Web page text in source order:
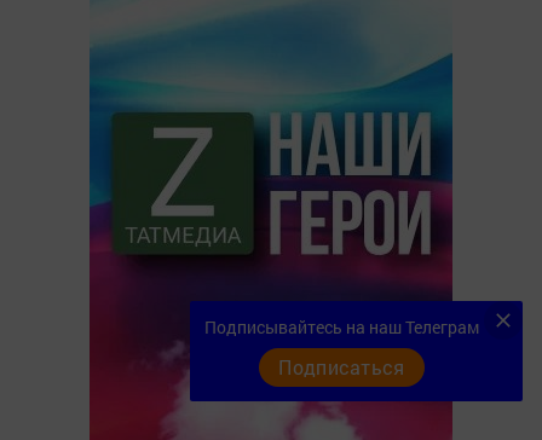
Подписывайтесь на наш Телеграм
Подписаться